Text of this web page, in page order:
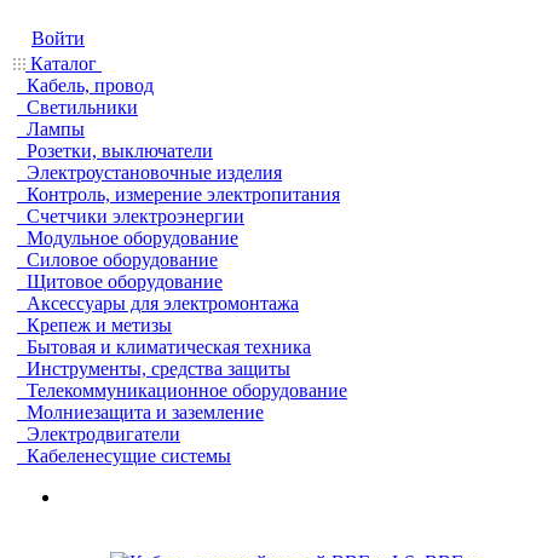
Войти
Каталог
Кабель, провод
Светильники
Лампы
Розетки, выключатели
Электроустановочные изделия
Контроль, измерение электропитания
Счетчики электроэнергии
Модульное оборудование
Силовое оборудование
Щитовое оборудование
Аксессуары для электромонтажа
Крепеж и метизы
Бытовая и климатическая техника
Инструменты, средства защиты
Телекоммуникационное оборудование
Молниезащита и заземление
Электродвигатели
Кабеленесущие системы